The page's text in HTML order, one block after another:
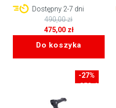
Dostępny 2-7 dni
490,00zł
wynosiła:
490,00 zł.
475,00 zł
wynosi:
Do koszyka
-27%
-250zł